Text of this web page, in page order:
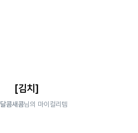
[김치]
달콤새콤님의 마이컬리템